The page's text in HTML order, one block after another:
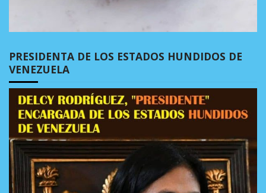
PRESIDENTA DE LOS ESTADOS HUNDIDOS DE
VENEZUELA